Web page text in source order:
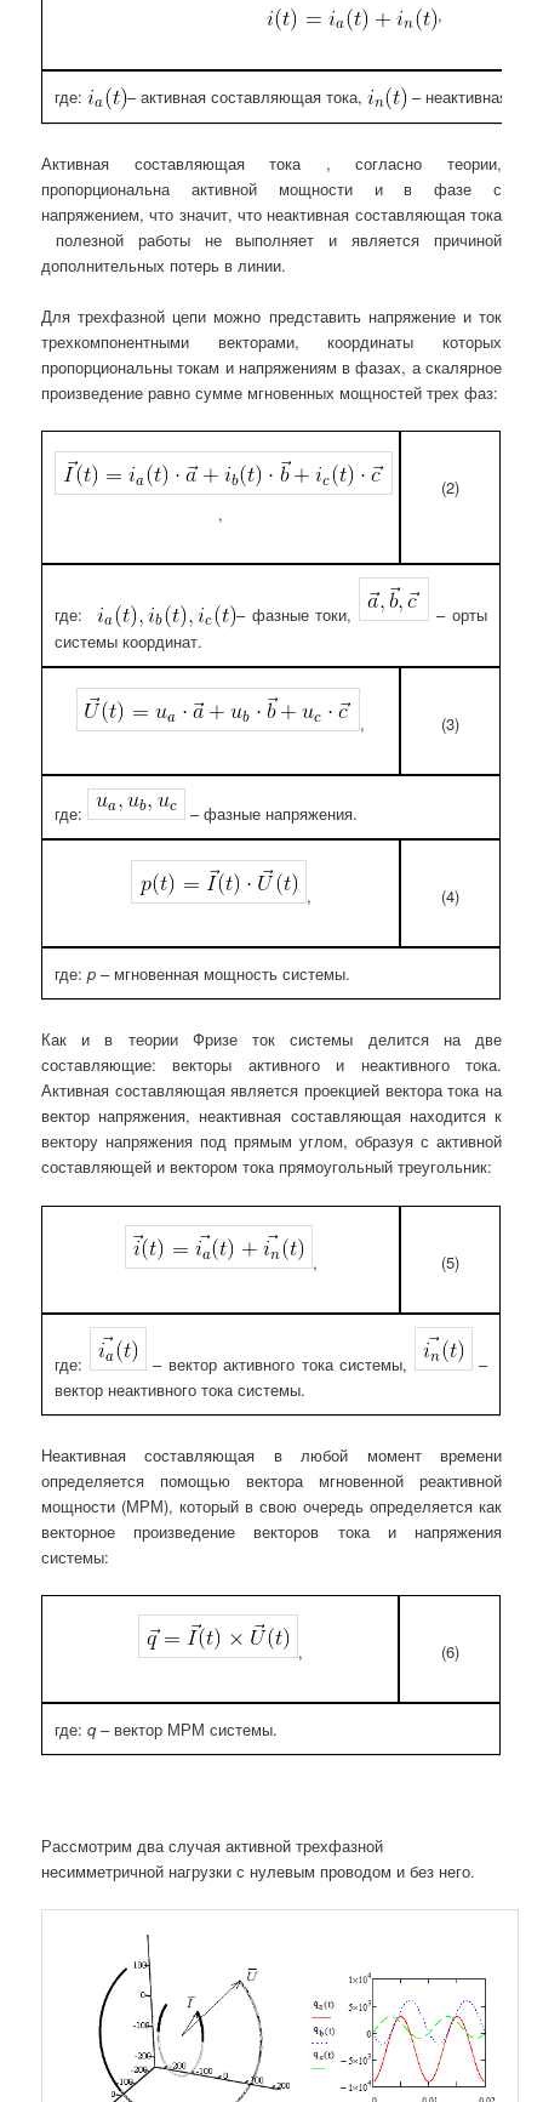
,
где: – активная составляющая тока, – неактивная
Активная составляющая тока , согласно теории,
пропорциональна активной мощности и в фазе с
напряжением, что значит, что неактивная составляющая тока
полезной работы не выполняет и является причиной
дополнительных потерь в линии.
Для трехфазной цепи можно представить напряжение и ток
трехкомпонентными векторами, координаты которых
пропорциональны токам и напряжениям в фазах, а скалярное
произведение равно сумме мгновенных мощностей трех фаз:
,
(2)
где: – фазные токи,
– орты
системы координат.
, (3)
где: – фазные напряжения.
, (4)
где:p – мгновенная мощность системы.
Как и в теории Фризе ток системы делится на две
составляющие: векторы активного и неактивного тока.
Активная составляющая является проекцией вектора тока на
вектор напряжения, неактивная составляющая находится к
вектору напряжения под прямым углом, образуя с активной
составляющей и вектором тока прямоугольный треугольник:
, (5)
где: – вектор активного тока системы,
–
вектор неактивного тока системы.
Неактивная составляющая в любой момент времени
определяется помощью вектора мгновенной реактивной
мощности (МРМ), который в свою очередь определяется как
векторное произведение векторов тока и напряжения
системы:
, (6)
где:q– вектор МРМ системы.
Рассмотрим два случая активной трехфазной
несимметричной нагрузки с нулевым проводом и без него.